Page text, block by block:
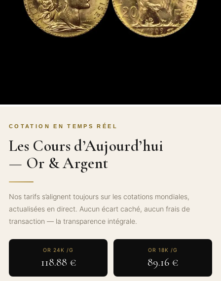
COTATION EN TEMPS RÉEL
Les Cours d’Aujourd’hui
— Or & Argent
Nos tarifs s’alignent toujours sur les cotations mondiales,
actualisées en direct. Aucun écart caché, aucun frais de
transaction — la transparence intégrale.
OR 24K /G
118.88 €
OR 18K /G
89.16 €